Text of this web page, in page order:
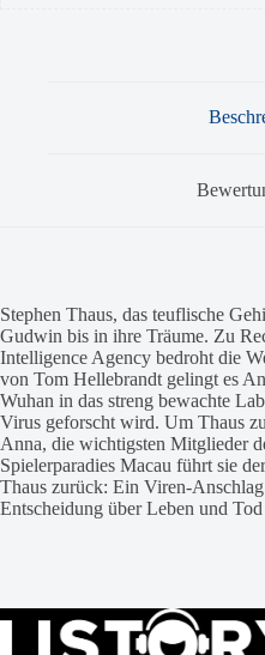
Stephen Thaus, das teuflische
Gudwin bis in ihre Träume. Zu
Intelligence Agency bedroht die
von Tom Hellebrandt gelingt es
Wuhan in das streng bewachte
Virus geforscht wird. Um Thaus
Anna, die wichtigsten Mitglieder
Spielerparadies Macau führt sie
Thaus zurück: Ein Viren-
Entscheidung über Leben und